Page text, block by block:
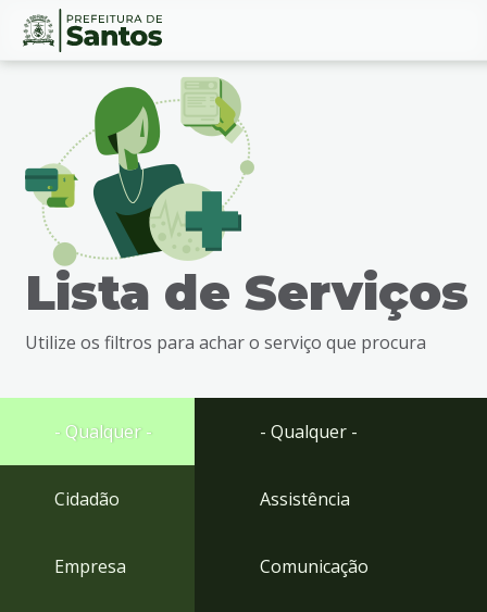
Ir
busca
Ir
rodapé
Conteúdo
Lista de Serviços
Utilize os filtros para achar o serviço que procura
- Qualquer -
Cidadão
Empresa
- Qualquer -
Assistência
Comunicação